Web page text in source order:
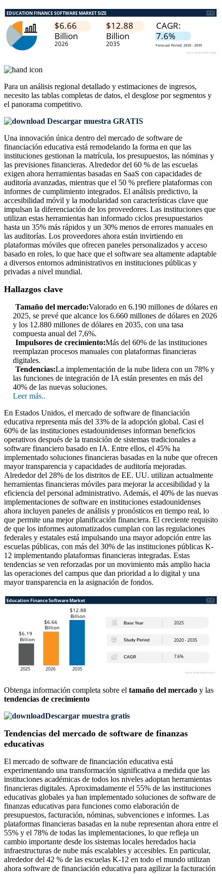
Para un análisis regional detallado y estimaciones de ingresos,
necesito las tablas completas de datos, el desglose por segmentos y
el panorama competitivo.
Descargar muestra GRATIS
Una innovación única dentro del mercado de software de
financiación educativa está remodelando la forma en que las
instituciones gestionan la matrícula, los presupuestos, las nóminas y
las previsiones financieras. Alrededor del 60 % de las escuelas
exigen ahora herramientas basadas en SaaS con capacidades de
auditoría avanzadas, mientras que el 50 % prefiere plataformas con
informes de cumplimiento integrados. El análisis predictivo, la
accesibilidad móvil y la modularidad son características clave que
impulsan la diferenciación de los proveedores. Las instituciones que
utilizan estas herramientas han informado ciclos presupuestarios
hasta un 35% más rápidos y un 30% menos de errores manuales en
las auditorías. Los proveedores ahora están invirtiendo en
plataformas móviles que ofrecen paneles personalizados y acceso
basado en roles, lo que hace que el software sea altamente adaptable
a diversos entornos administrativos en instituciones públicas y
privadas a nivel mundial.
Hallazgos clave
Tamaño del mercado:Valorado en 6.190 millones de dólares en
2025, se prevé que alcance los 6.660 millones de dólares en 2026
y los 12.880 millones de dólares en 2035, con una tasa
compuesta anual del 7,6%.
Impulsores de crecimiento:Más del 60% de las instituciones
reemplazan procesos manuales con plataformas financieras
digitales.
Tendencias:La implementación de la nube lidera con un 78% y
las funciones de integración de IA están presentes en más del
40% de las nuevas soluciones.
Leer más..
En Estados Unidos, el mercado de software de financiación
educativa representa más del 33% de la adopción global. Casi el
60% de las instituciones estadounidenses informan beneficios
operativos después de la transición de sistemas tradicionales a
software financiero basado en IA. Entre ellos, el 45% ha
implementado soluciones financieras basadas en la nube que ofrecen
mayor transparencia y capacidades de auditoría mejoradas.
Alrededor del 28% de los distritos de EE. UU. utilizan actualmente
herramientas financieras móviles para mejorar la accesibilidad y la
eficiencia del personal administrativo. Además, el 40% de las nuevas
implementaciones de software en instituciones estadounidenses
ahora incluyen paneles de análisis y pronósticos en tiempo real, lo
que permite una mejor planificación financiera. El creciente requisito
de que los informes automatizados cumplan con las regulaciones
federales y estatales está impulsando una mayor adopción entre las
escuelas públicas, con más del 30% de las instituciones públicas K-
12 implementando plataformas financieras integradas. Estas
tendencias se ven reforzadas por un movimiento más amplio hacia
las operaciones del campus que dan prioridad a lo digital y una
mayor transparencia en la asignación de fondos.
Obtenga información completa sobre el tamaño del mercado y las
tendencias de crecimiento
Descargar muestra gratis
Tendencias del mercado de software de finanzas
educativas
El mercado de software de financiación educativa está
experimentando una transformación significativa a medida que las
instituciones académicas de todos los niveles adoptan herramientas
financieras digitales. Aproximadamente el 55% de las instituciones
educativas globales ya han implementado soluciones de software de
finanzas educativas para funciones como elaboración de
presupuestos, facturación, nóminas, subvenciones e informes. Las
plataformas financieras basadas en la nube representan ahora entre el
55% y el 78% de todas las implementaciones, lo que refleja un
cambio importante desde los sistemas locales heredados hacia
infraestructuras de nube más escalables y accesibles. En particular,
alrededor del 42 % de las escuelas K-12 en todo el mundo utilizan
ahora software de financiación educativa para agilizar la facturación